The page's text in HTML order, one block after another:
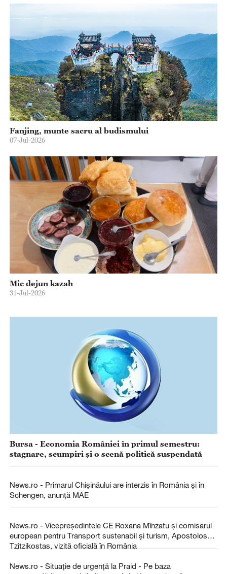
Fanjing, munte sacru al budismului
07-Jul-2026
Mic dejun kazah
31-Jul-2026
Bursa - Economia României în primul semestru:
stagnare, scumpiri şi o scenă politică suspendată
News.ro - Primarul Chişinăului are interzis în România şi în
Schengen, anunţă MAE
News.ro - Vicepreşedintele CE Roxana Mînzatu şi comisarul
european pentru Transport sustenabil şi turism, Apostolos
Tzitzikostas, vizită oficială în România
News.ro - Situaţie de urgenţă la Praid - Pe baza